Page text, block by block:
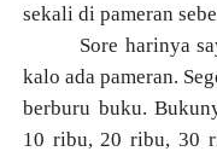
sekali di pameran
Sore harinya
kalo ada pameran.
berburu buku.
10 ribu, 20 ribu, 30